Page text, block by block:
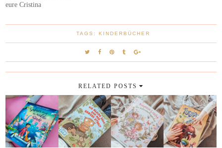
eure Cristina
TAGS:KINDERBÜCHER
RELATED POSTS